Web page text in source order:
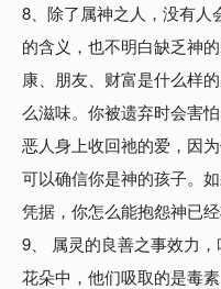
8、除了属神之人，没有人
的含义，也不明白缺乏神
康、朋友、财富是什么样
么滋味。你被遗弃时会害
恶人身上收回祂的爱，因
可以确信你是神的孩子。
凭据，你怎么能抱怨神已
9、 属灵的良善之事效力
花朵中，他们吸取的是毒